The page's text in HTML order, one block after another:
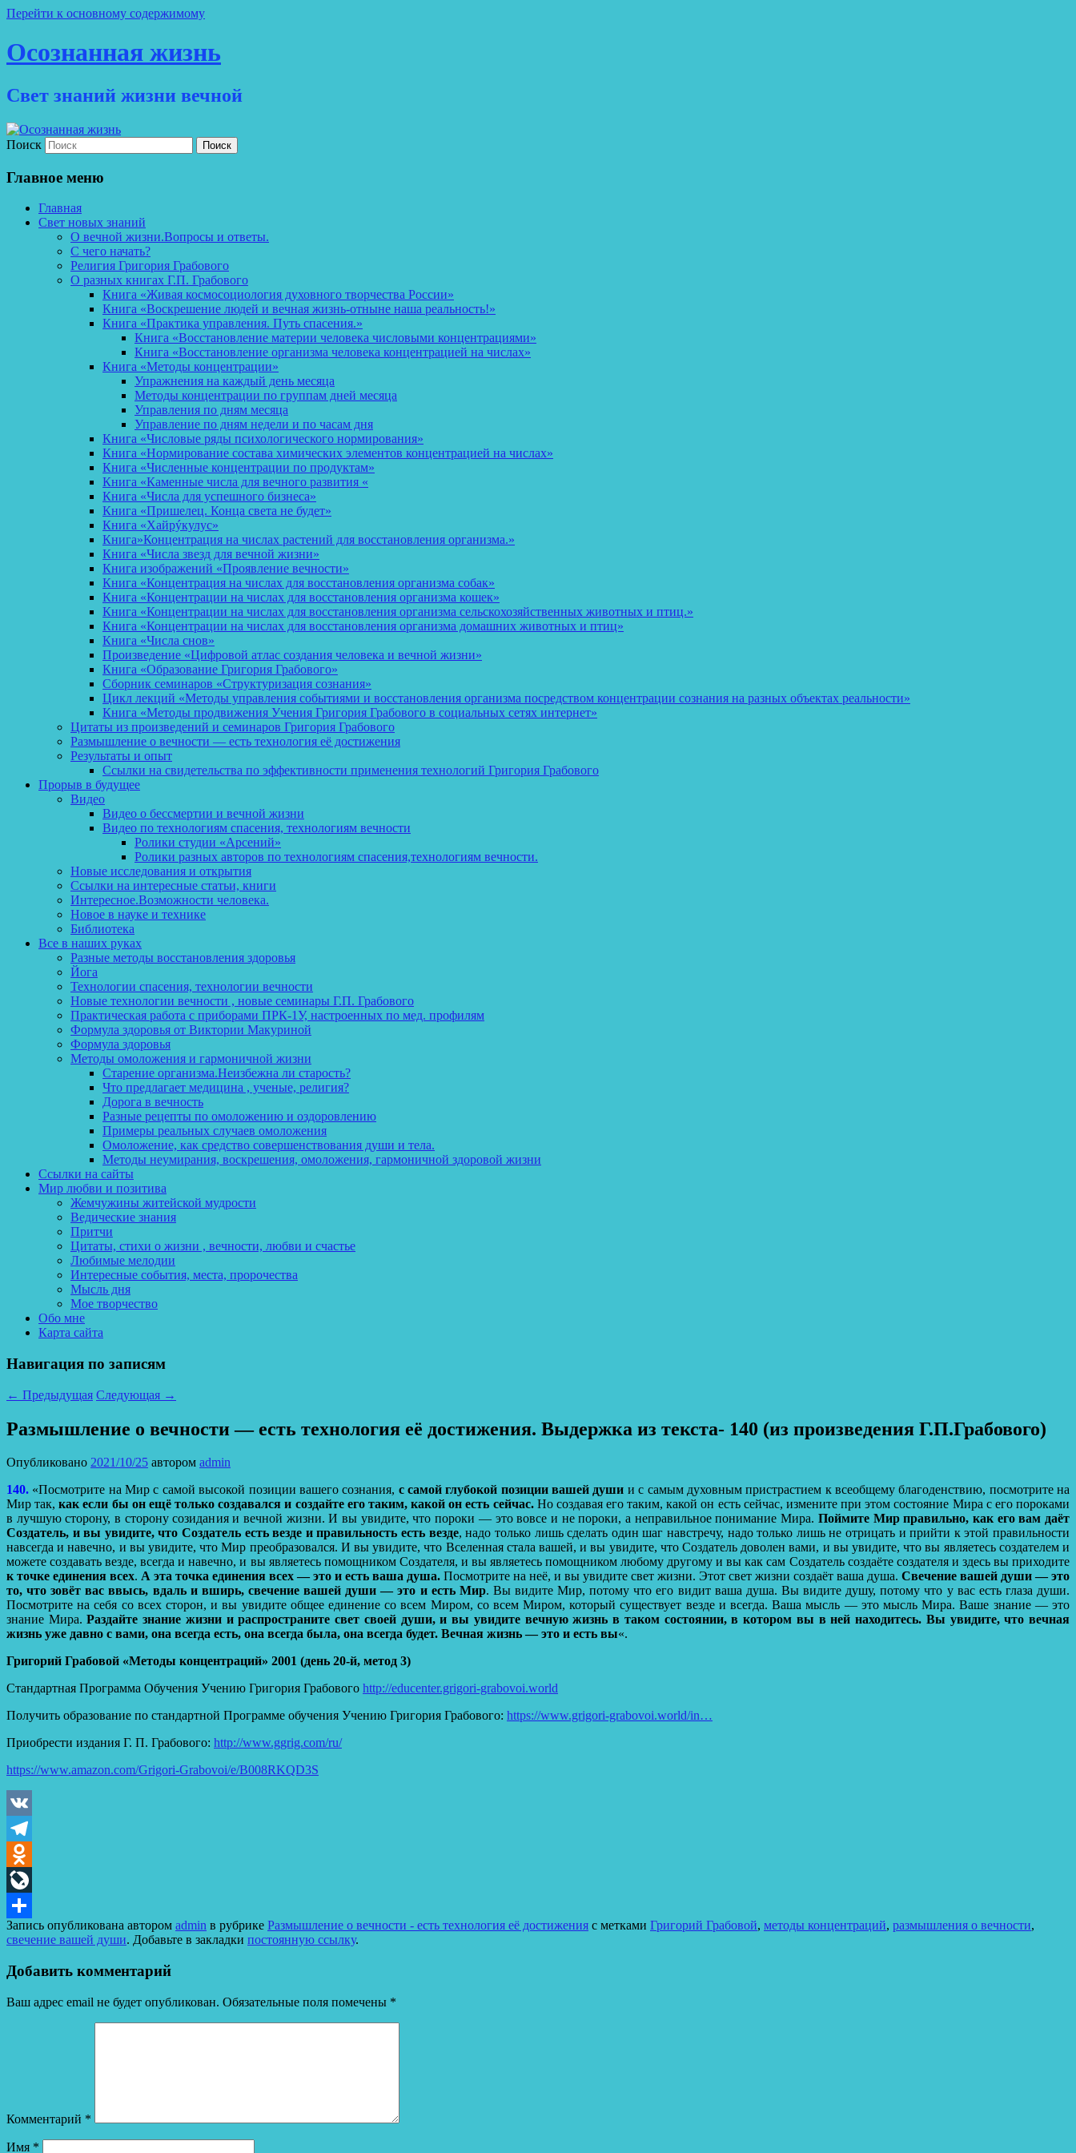
Перейти к основному содержимому
Осознанная жизнь
Свет знаний жизни вечной
Поиск
Главное меню
Главная
Свет новых знаний
О вечной жизни.Вопросы и ответы.
С чего начать?
Религия Григория Грабового
О разных книгах Г.П. Грабового
Книга «Живая космосоциология духовного творчества России»
Книга «Воскрешение людей и вечная жизнь-отныне наша реальность!»
Книга «Практика управления. Путь спасения.»
Книга «Восстановление материи человека числовыми концентрациями»
Книга «Восстановление организма человека концентрацией на числах»
Книга «Методы концентрации»
Упражнения на каждый день месяца
Методы концентрации по группам дней месяца
Управления по дням месяца
Управление по дням недели и по часам дня
Книга «Числовые ряды психологического нормирования»
Книга «Нормирование состава химических элементов концентрацией на числах»
Книга «Численные концентрации по продуктам»
Книга «Каменные числа для вечного развития «
Книга «Числа для успешного бизнеса»
Книга «Пришелец. Конца света не будет»
Книга «Хайрýкулус»
Книга»Концентрация на числах растений для восстановления организма.»
Книга «Числа звезд для вечной жизни»
Книга изображений «Проявление вечности»
Книга «Концентрация на числах для восстановления организма собак»
Книга «Концентрации на числах для восстановления организма кошек»
Книга «Концентрации на числах для восстановления организма сельскохозяйственных животных и птиц.»
Книга «Концентрации на числах для восстановления организма домашних животных и птиц»
Книга «Числа снов»
Произведение «Цифровой атлас создания человека и вечной жизни»
Книга «Образование Григория Грабового»
Сборник семинаров «Структуризация сознания»
Цикл лекций «Методы управления событиями и восстановления организма посредством концентрации сознания на разных объектах реальности»
Книга «Методы продвижения Учения Григория Грабового в социальных сетях интернет»
Цитаты из произведений и семинаров Григория Грабового
Размышление о вечности — есть технология её достижения
Результаты и опыт
Ссылки на свидетельства по эффективности применения технологий Григория Грабового
Прорыв в будущее
Видео
Видео о бессмертии и вечной жизни
Видео по технологиям спасения, технологиям вечности
Ролики студии «Арсений»
Ролики разных авторов по технологиям спасения,технологиям вечности.
Новые исследования и открытия
Ссылки на интересные статьи, книги
Интересное.Возможности человека.
Новое в науке и технике
Библиотека
Все в наших руках
Разные методы восстановления здоровья
Йога
Технологии спасения, технологии вечности
Новые технологии вечности , новые семинары Г.П. Грабового
Практическая работа с приборами ПРК-1У, настроенных по мед. профилям
Формула здоровья от Виктории Макуриной
Формула здоровья
Методы омоложения и гармоничной жизни
Старение организма.Неизбежна ли старость?
Что предлагает медицина , ученые, религия?
Дорога в вечность
Разные рецепты по омоложению и оздоровлению
Примеры реальных случаев омоложения
Омоложение, как средство совершенствования души и тела.
Методы неумирания, воскрешения, омоложения, гармоничной здоровой жизни
Ссылки на сайты
Мир любви и позитива
Жемчужины житейской мудрости
Ведические знания
Притчи
Цитаты, стихи о жизни , вечности, любви и счастье
Любимые мелодии
Интересные события, места, пророчества
Мысль дня
Мое творчество
Обо мне
Карта сайта
Навигация по записям
← Предыдущая Следующая →
Размышление о вечности — есть технология её достижения. Выдержка из текста- 140 (из произведения Г.П.Грабового)
Опубликовано 2021/10/25 автором admin
140. «Посмотрите на Мир с самой высокой позиции вашего сознания, с самой глубокой позиции вашей души и с самым духовным пристрастием к всеобщему благоденствию, посмотрите на
Мир так,как если бы он ещё только создавался и создайте его таким, какой он есть сейчас.Но создавая его таким, какой он есть сейчас, измените при этом состояние Мира с его пороками
в лучшую сторону, в сторону созидания и вечной жизни. И вы увидите, что пороки — это вовсе и не пороки, а неправильное понимание Мира. Поймите Мир правильно, как его вам даёт
Создатель, и вы увидите, что Создатель есть везде и правильность есть везде, надо только лишь сделать один шаг навстречу, надо только лишь не отрицать и прийти к этой правильности
навсегда и навечно, и вы увидите, что Мир преобразовался. И вы увидите, что Вселенная стала вашей, и вы увидите, что Создатель доволен вами, и вы увидите, что вы являетесь создателем и
можете создавать везде, всегда и навечно, и вы являетесь помощником Создателя, и вы являетесь помощником любому другому и вы как сам Создатель создаёте создателя и здесь вы приходите
к точке единения всех. А эта точка единения всех — это и есть ваша душа. Посмотрите на неё, и вы увидите свет жизни. Этот свет жизни создаёт ваша душа. Свечение вашей души — это
то, что зовёт вас ввысь, вдаль и вширь, свечение вашей души — это и есть Мир. Вы видите Мир, потому что его видит ваша душа. Вы видите душу, потому что у вас есть глаза души.
Посмотрите на себя со всех сторон, и вы увидите общее единение со всем Миром, со всем Миром, который существует везде и всегда. Ваша мысль — это мысль Мира. Ваше знание — это
знание Мира.Раздайте знание жизни и распространите свет своей души, и вы увидите вечную жизнь в таком состоянии, в котором вы в ней находитесь. Вы увидите, что вечная
жизнь уже давно с вами, она всегда есть, она всегда была, она всегда будет. Вечная жизнь — это и есть вы«.
Григорий Грабовой «Методы концентраций» 2001 (день 20-й, метод 3)
Стандартная Программа Обучения Учению Григория Грабового http://educenter.grigori-grabovoi.world
Получить образование по стандартной Программе обучения Учению Григория Грабового: https://www.grigori-grabovoi.world/in…
Приобрести издания Г. П. Грабового: http://www.ggrig.com/ru/
https://www.amazon.com/Grigori-Grabovoi/e/B008RKQD3S
VK
Telegram
Odnoklassniki
LiveJournal
Отправить
Запись опубликована автором admin в рубрике Размышление о вечности - есть технология её достижения с метками Григорий Грабовой, методы концентраций, размышления о вечности,
свечение вашей души. Добавьте в закладки постоянную ссылку.
Добавить комментарий
Ваш адрес email не будет опубликован. Обязательные поля помечены *
Комментарий *
Имя *